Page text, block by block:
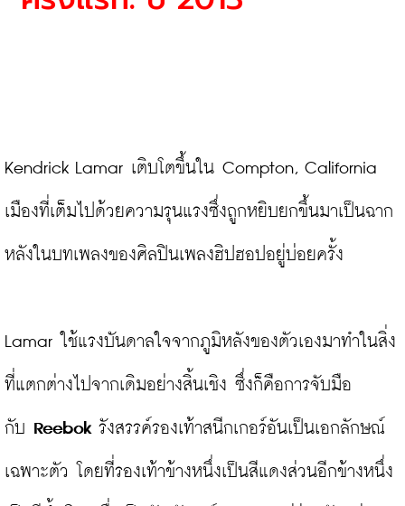
Kendrick Lamar เติบโตขึ้นใน Compton, California
เมืองที่เต็มไปด้วยความรุนแรงซึ่งถูกหยิบยกขึ้นมาเป็นฉาก
หลังในบทเพลงของศิลปินเพลงฮิปฮอปอยู่บ่อยครั้ง
Lamar ใช้แรงบันดาลใจจากภูมิหลังของตัวเองมาทำในสิ่ง
ที่แตกต่างไปจากเดิมอย่างสิ้นเชิง ซึ่งก็คือการจับมือ
กับ Reebok รังสรรค์รองเท้าสนีกเกอร์อันเป็นเอกลักษณ์
เฉพาะตัว โดยที่รองเท้าข้างหนึ่งเป็นสีแดงส่วนอีกข้างหนึ่ง